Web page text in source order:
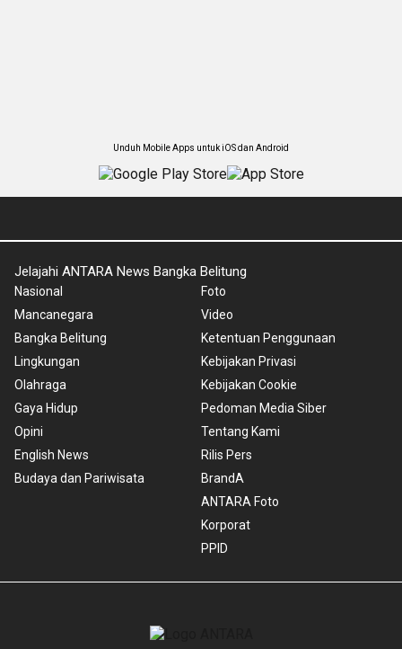
Unduh Mobile Apps untuk iOS dan Android
Jelajahi ANTARA News Bangka Belitung
Nasional
Mancanegara
Bangka Belitung
Lingkungan
Olahraga
Gaya Hidup
Opini
English News
Budaya dan Pariwisata
Foto
Video
Ketentuan Penggunaan
Kebijakan Privasi
Kebijakan Cookie
Pedoman Media Siber
Tentang Kami
Rilis Pers
BrandA
ANTARA Foto
Korporat
PPID